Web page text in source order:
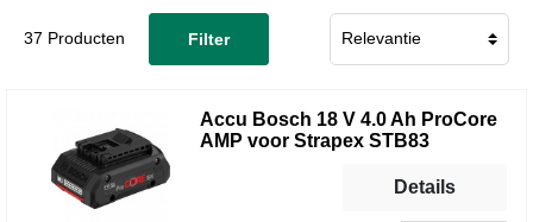
37 Producten Filter
Accu Bosch 18 V 4.0 Ah ProCore
AMP voor Strapex STB83
Details